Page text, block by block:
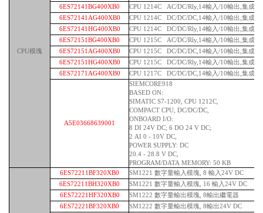
CPU模塊
6ES72141BG400XB0
CPU 1214C AC/DC/Rly,14輸入/10輸出,集成
6ES72141AG400XB0
CPU 1214C DC/DC/DC,14輸入/10輸出,集成
6ES72141HG400XB0
CPU 1214C DC/DC/Rly,14輸入/10輸出,集成
6ES72151BG400XB0
CPU 1215C AC/DC/Rly,14輸入/10輸出,集成
6ES72151AG400XB0
CPU 1215C DC/DC/DC,14輸入/10輸出,集成
6ES72151HG400XB0
CPU 1215C DC/DC/Rly,14輸入/10輸出,集成
6ES72171AG400XB0
CPU 1217C DC/DC/DC,14輸入/10輸出,集成
A5E03668639001
SIEMCORE918
BASED ON:
SIMATIC S7-1200, CPU 1212C,
COMPACT CPU, DC/DC/DC,
ONBOARD I/O:
8 DI 24V DC; 6 DO 24 V DC;
2 AI 0 - 10V DC,
POWER SUPPLY: DC
20.4 - 28.8 V DC,
PROGRAM/DATA MEMORY: 50 KB
6ES72211BF320XB0
SM1221 數字量輸入模塊, 8 輸入24V DC
6ES72211BH320XB0
SM1221 數字量輸入模塊, 16 輸入24V DC
6ES72221HF320XB0
SM1222 數字量輸出模塊, 8輸出繼電器
6ES72221BF320XB0
SM1222 數字量輸出模塊, 8輸出24V DC